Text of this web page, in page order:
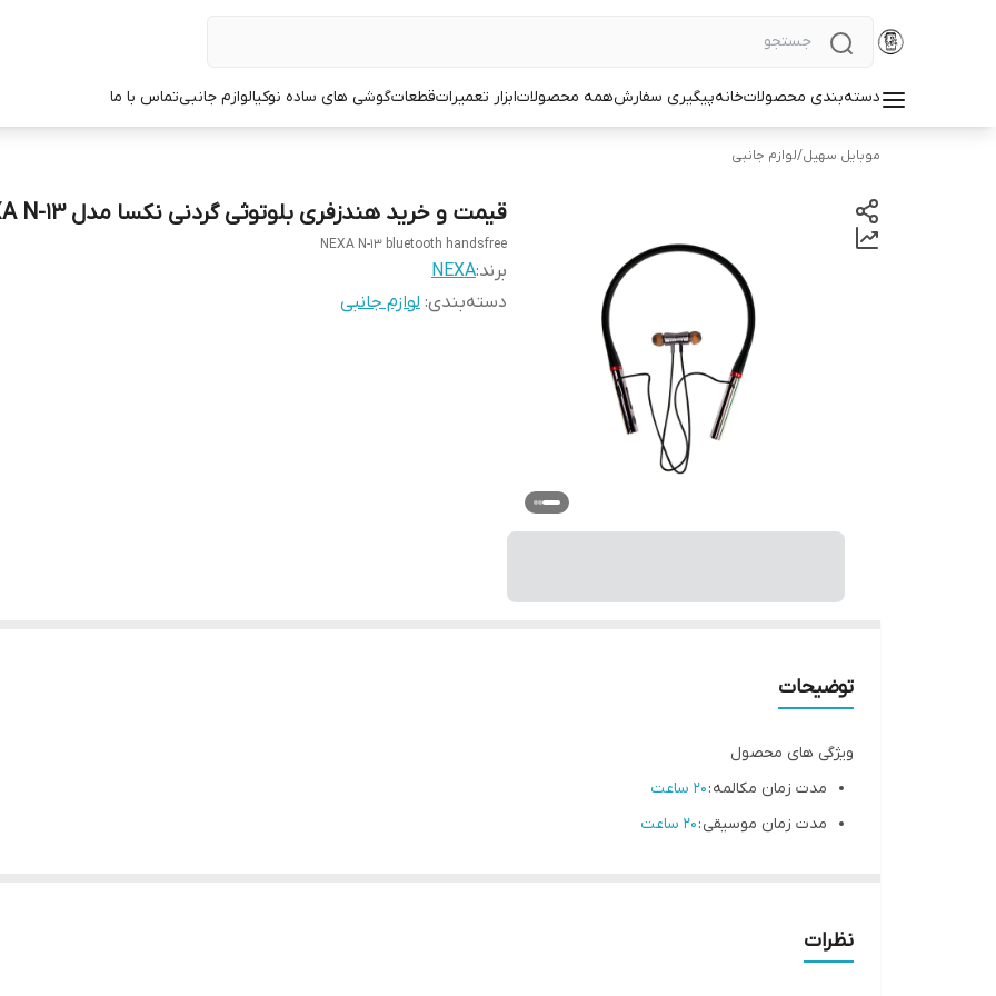
دسته‌بندی محصولاتخانهپیگیری سفارشهمه محصولاتابزار تعمیراتقطعاتگوشی های ساده نوکیالوازم جانبیتماس با ما
موبایل سهیل/لوازم جانبی
قیمت و خرید هندزفری بلوتوثی گردنی نکسا مدل NEXA N-13
NEXA N-13 bluetooth handsfree
برند:NEXA
دسته‌بندی: لوازم جانبی
توضیحات
ویژگی های محصول
مدت زمان مکالمه :20 ساعت
مدت زمان موسیقی :20 ساعت
زمان شارژ :نظرات